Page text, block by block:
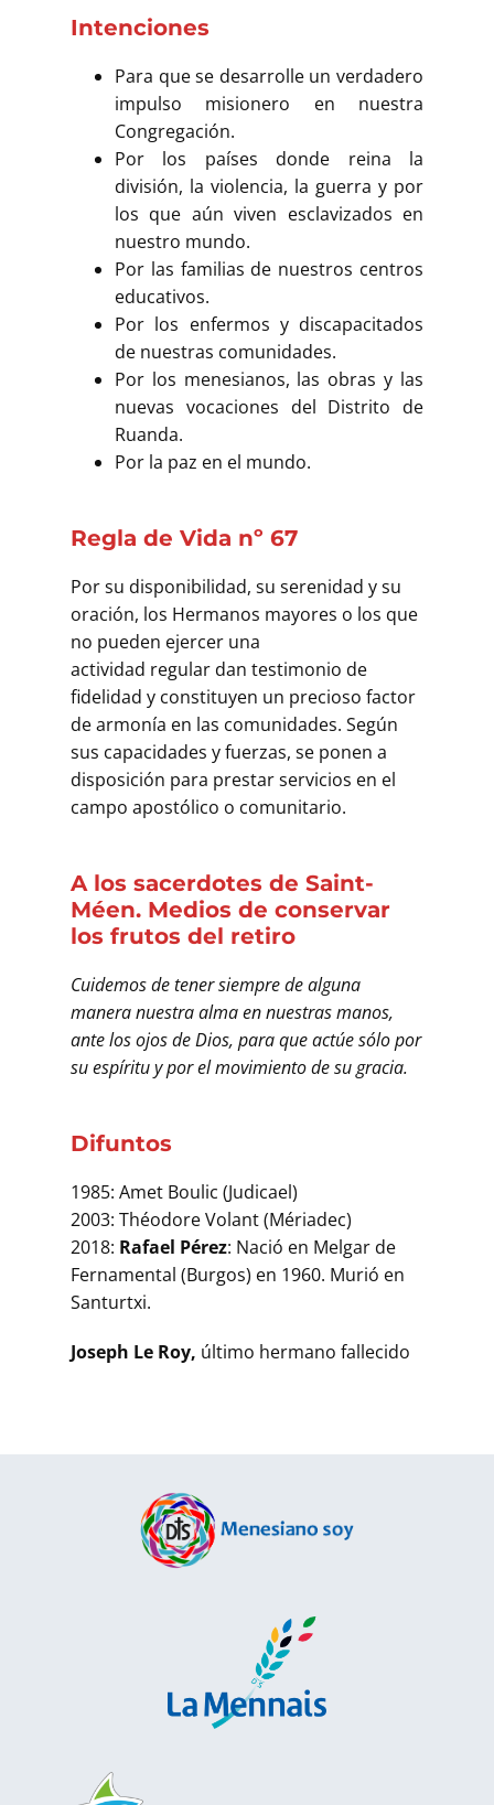
Intenciones
Para que se desarrolle un verdadero
impulso misionero en nuestra
Congregación.
Por los países donde reina la
división, la violencia, la guerra y por
los que aún viven esclavizados en
nuestro mundo.
Por las familias de nuestros centros
educativos.
Por los enfermos y discapacitados
de nuestras comunidades.
Por los menesianos, las obras y las
nuevas vocaciones del Distrito de
Ruanda.
Por la paz en el mundo.
Regla de Vida nº 67
Por su disponibilidad, su serenidad y su
oración, los Hermanos mayores o los que
no pueden ejercer una
actividad regular dan testimonio de
fidelidad y constituyen un precioso factor
de armonía en las comunidades. Según
sus capacidades y fuerzas, se ponen a
disposición para prestar servicios en el
campo apostólico o comunitario.
A los sacerdotes de Saint-
Méen. Medios de conservar
los frutos del retiro
Cuidemos de tener siempre de alguna
manera nuestra alma en nuestras manos,
ante los ojos de Dios, para que actúe sólo por
su espíritu y por el movimiento de su gracia.
Difuntos
1985: Amet Boulic (Judicael)
2003: Théodore Volant (Mériadec)
2018: Rafael Pérez: Nació en Melgar de
Fernamental (Burgos) en 1960. Murió en
Santurtxi.
Joseph Le Roy, último hermano fallecido